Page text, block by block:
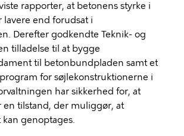
rapporter, at betonens styrke i
end forudsat i
Derefter godkendte Teknik- og
tilladelse til at bygge
til betonbundpladen samt et
for søjlekonstruktionerne i
har sikkerhed for, at
en tilstand, der muliggør, at
genoptages.